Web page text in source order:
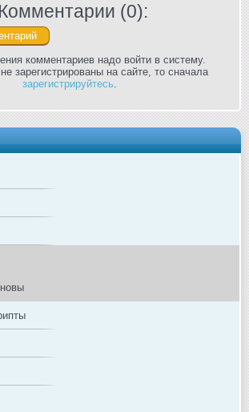
Комментарии (0):
комментариев надо войти в систему.
зарегистрированы на сайте, то сначала
зарегистрируйтесь.